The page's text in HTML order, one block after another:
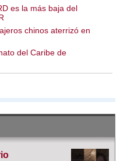
es la más baja del
chinos aterrizó en
del Caribe de